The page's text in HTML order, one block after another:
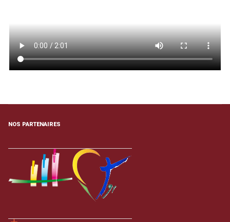
NOS PARTENAIRES